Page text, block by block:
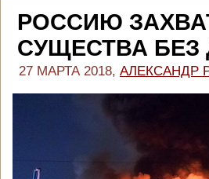
РОССИЮ
СУЩЕСТВА БЕЗ
27 МАРТА 2018, АЛЕКСАНДР